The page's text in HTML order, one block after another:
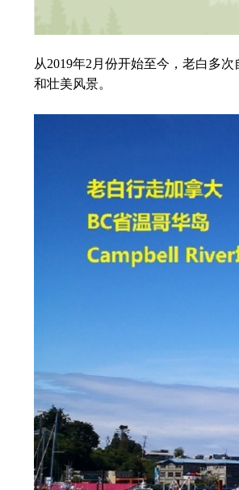
从2019年2月份开始至今，老白多
和壮美风景。